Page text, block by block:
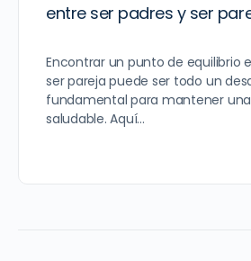
entre ser padres y ser
Encontrar un punto de equilibrio
ser pareja puede ser todo un
fundamental para mantener
saludable. Aquí…